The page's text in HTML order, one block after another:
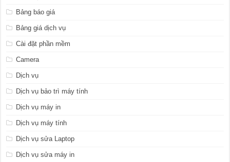
Bảng báo giá
Bảng giá dịch vụ
Cài đặt phần mềm
Camera
Dịch vụ
Dịch vụ bảo trì máy tính
Dịch vụ máy in
Dịch vụ máy tính
Dịch vụ sửa Laptop
Dịch vụ sửa máy in